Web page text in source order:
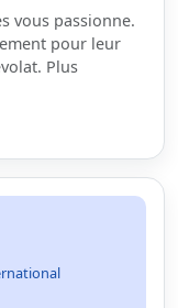
vous passionne.
pour leur
Plus